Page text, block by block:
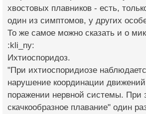
хвостовых плавников - есть,
один из симптомов, у других
То же самое можно сказать и о
:kli_ny:
Ихтиоспоридоз.
"При ихтиоспоридиозе
нарушение координации
поражении нервной системы. При
скачкообразное плавание" один